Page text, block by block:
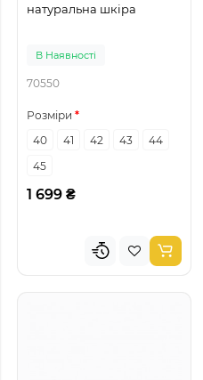
натуральна шкіра
В Наявності
70550
Розміри
40
41 42 43
44
45
1 699 ₴